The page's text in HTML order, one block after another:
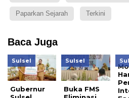
Paparkan Sejarah Terkini
Baca Juga
Sulsel
Gubernur
Sulsel
Buka FMS